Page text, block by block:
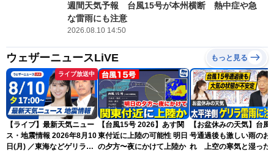
週間天気予報 台風15号が本州横断 熱中症や急
な雷雨にも注意
2026.08.10 14:50
ウェザーニュースLiVE もっと見る
ライブ放送中
【ライブ】最新天気ニュー
ス・地震情報 2026年8月10
日(月) ／東海などゲリラ雷
【台風15号 2026】あす関
東付近に上陸の可能性 明日
の夕方〜夜にかけて上陸か
【お盆休みの天気】台風
号通過後も激しい雨のお
れ 上空の寒気と湿った